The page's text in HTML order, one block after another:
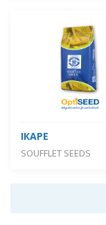
ІКАРЕ
SOUFFLET SEEDS